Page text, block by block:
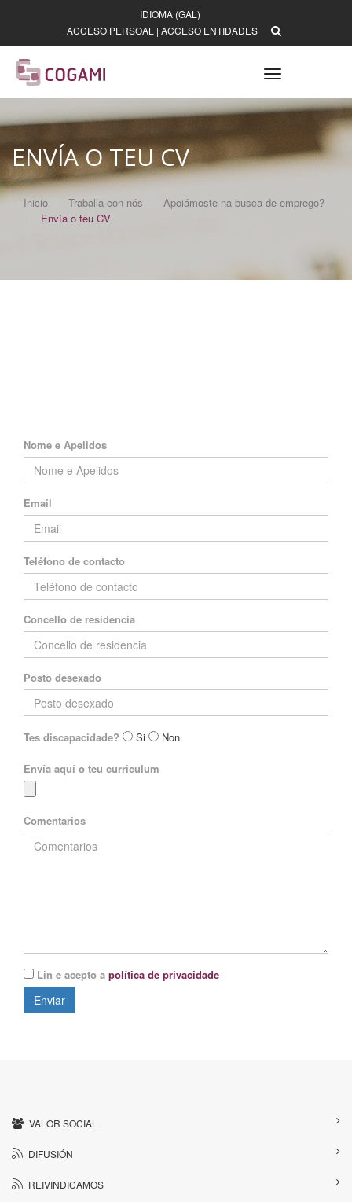
IDIOMA (GAL)
ACCESO PERSOAL | ACCESO ENTIDADES
Toggle
navigation
ENVÍA O TEU CV
Inicio Traballa con nós
Apoiámoste na busca de emprego?
Envía o teu CV
Nome e Apelidos
Email
Teléfono de contacto
Concello de residencia
Posto desexado
Tes discapacidade? Si Non
Envía aquí o teu curriculum
Comentarios
Lin e acepto a política de privacidade
Enviar
VALOR SOCIAL
DIFUSIÓN
REIVINDICAMOS